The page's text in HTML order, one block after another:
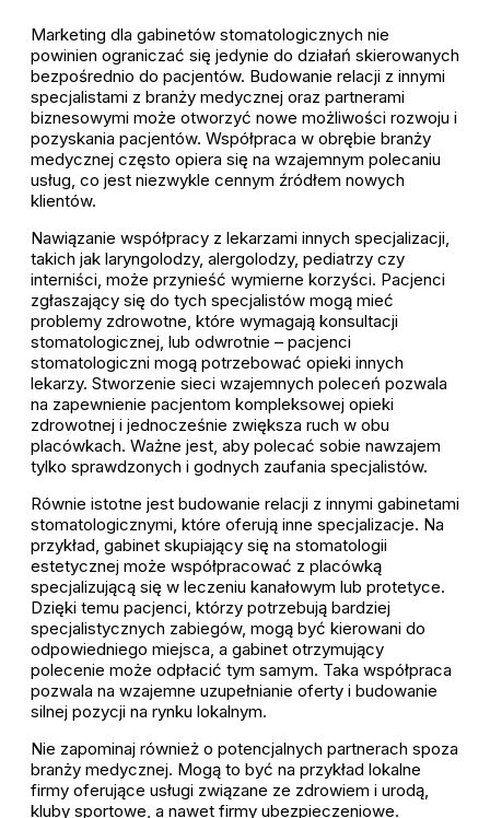
Marketing dla gabinetów stomatologicznych nie
powinien ograniczać się jedynie do działań skierowanych
bezpośrednio do pacjentów. Budowanie relacji z innymi
specjalistami z branży medycznej oraz partnerami
biznesowymi może otworzyć nowe możliwości rozwoju i
pozyskania pacjentów. Współpraca w obrębie branży
medycznej często opiera się na wzajemnym polecaniu
usług, co jest niezwykle cennym źródłem nowych
klientów.
Nawiązanie współpracy z lekarzami innych specjalizacji,
takich jak laryngolodzy, alergolodzy, pediatrzy czy
interniści, może przynieść wymierne korzyści. Pacjenci
zgłaszający się do tych specjalistów mogą mieć
problemy zdrowotne, które wymagają konsultacji
stomatologicznej, lub odwrotnie – pacjenci
stomatologiczni mogą potrzebować opieki innych
lekarzy. Stworzenie sieci wzajemnych poleceń pozwala
na zapewnienie pacjentom kompleksowej opieki
zdrowotnej i jednocześnie zwiększa ruch w obu
placówkach. Ważne jest, aby polecać sobie nawzajem
tylko sprawdzonych i godnych zaufania specjalistów.
Równie istotne jest budowanie relacji z innymi gabinetami
stomatologicznymi, które oferują inne specjalizacje. Na
przykład, gabinet skupiający się na stomatologii
estetycznej może współpracować z placówką
specjalizującą się w leczeniu kanałowym lub protetyce.
Dzięki temu pacjenci, którzy potrzebują bardziej
specjalistycznych zabiegów, mogą być kierowani do
odpowiedniego miejsca, a gabinet otrzymujący
polecenie może odpłacić tym samym. Taka współpraca
pozwala na wzajemne uzupełnianie oferty i budowanie
silnej pozycji na rynku lokalnym.
Nie zapominaj również o potencjalnych partnerach spoza
branży medycznej. Mogą to być na przykład lokalne
firmy oferujące usługi związane ze zdrowiem i urodą,
kluby sportowe, a nawet firmy ubezpieczeniowe.